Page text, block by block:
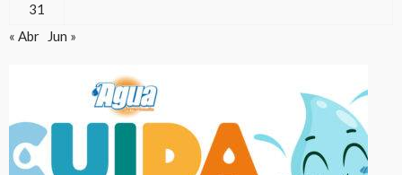
31
« Abr
Jun »